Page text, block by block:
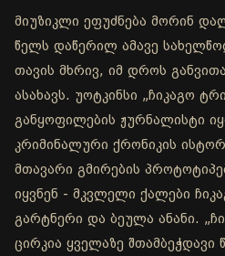
მიუზიკლი ეფუძნება მორინ
წელს დაწერილ ამავე
თავის მხრივ, იმ დროს
ასახავს. უოტკინსი „ჩიკაგო
განყოფილების ჟურნალისტი
კრიმინალური ქრონიკის
მთავარი გმირების
იყვნენ - მკვლელი ქალები
გარტნერი და ბეულა ანანი.
ცირკია ყველაზე შთამბეჭდავი